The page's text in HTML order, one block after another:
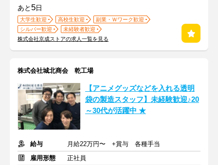
あと 5日
大学生歓迎 高校生歓迎
副業・Ｗワーク歓迎
シルバー歓迎
未経験者歓迎
株式会社京成ストアの求人一覧を見る
株式会社城北商会 乾工場
【アニメグッズなどを入れる透明
袋の製造スタッフ】未経験歓迎♪20
～30代が活躍中 ★
給与
月給22万円〜 +賞与 各種手当
雇用形態
正社員